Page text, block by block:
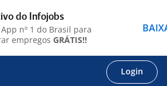
Login
do Infojobs
nº 1 do Brasil para
empregos GRÁTIS!!